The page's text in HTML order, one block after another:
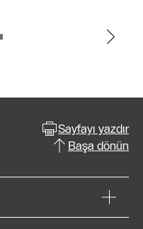
Sayfayı yazdır
Başa dönün